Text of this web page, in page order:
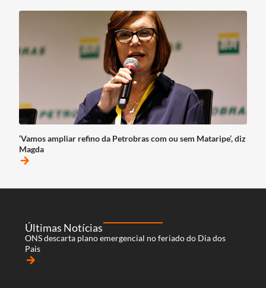
‘Vamos ampliar refino da Petrobras com ou sem Mataripe’, diz
Magda
arrow_forward
Últimas Notícias
ONS descarta plano emergencial no feriado do Dia dos
Pais
arrow_forward